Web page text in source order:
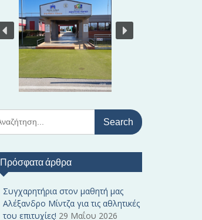
Πρόσφατα άρθρα
Συγχαρητήρια στον μαθητή μας
Αλέξανδρο Μίντζα για τις αθλητικές
του επιτυχίες! 29 Μαΐου 2026